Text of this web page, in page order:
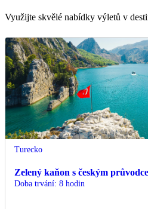
Využijte skvělé nabídky výletů v
Turecko
Zelený kaňon s českým
Doba trvání: 8 hodin